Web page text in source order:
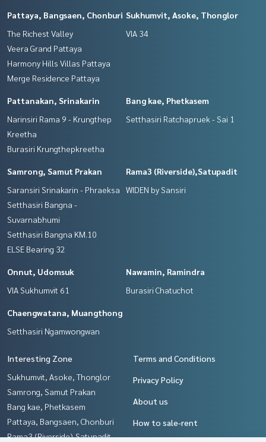
Pattaya, Bangsaen, Chonburi
The Richest Valley
Veera Grand Pattaya
Harmony Hills Villas Pattaya
Merge Residence Pattaya
Sukhumvit, Asoke, Thonglor
VIA 34
Pattanakan, Srinakarin
Narinsiri Rama 9 - Krungthep
Kreetha
Burasiri Krungthepkreetha
Bang kae, Phetkasem
Setthasiri Ratchapruek - Sai 1
Samrong, Samut Prakan
Saransiri Srinakarin - Phraeksa
Setthasiri Bangna -
Suvarnabhumi
Setthasiri Bangna KM.10
ELSE Bearing 32
Rama3 (Riverside),Satupadit
WIDEN by Sansiri
Onnut, Udomsuk
VIA Sukhumvit 61
Nawamin, Ramindra
Burasiri Chatuchot
Chaengwatana, Muangthong
Setthasiri Ngamwongwan
Interesting Zone
Sukhumvit, Asoke, Thonglor
Samrong, Samut Prakan
Bang kae, Phetkasem
Pattaya, Bangsaen, Chonburi
Rama3 (Riverside),Satupadit
Terms and Conditions
Privacy Policy
About us
How to sale-rent